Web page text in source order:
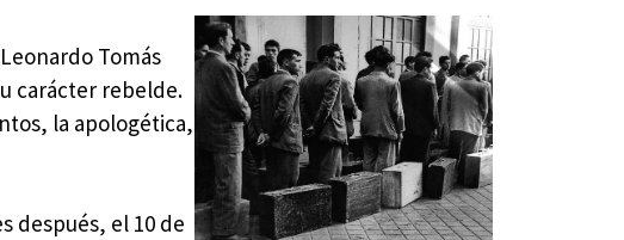
Tomás
carácter rebelde.
la apologética,
después, el 10 de